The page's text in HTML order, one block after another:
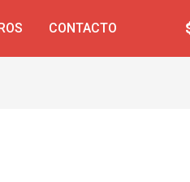
CONTACTO